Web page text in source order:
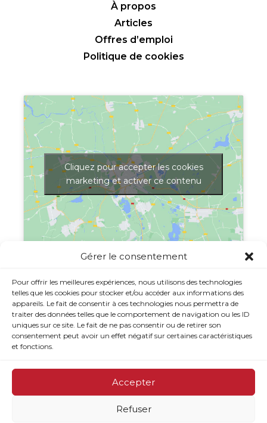
Gérer le consentement
Pour offrir les meilleures expériences, nous utilisons des technologies
telles que les cookies pour stocker et/ou accéder aux informations des
appareils. Le fait de consentir à ces technologies nous permettra de
traiter des données telles que le comportement de navigation ou les ID
uniques sur ce site. Le fait de ne pas consentir ou de retirer son
consentement peut avoir un effet négatif sur certaines caractéristiques
et fonctions.
Accepter
Refuser
À propos
Articles
Offres d’emploi
Politique de cookies
Cliquez pour accepter les cookies
marketing et activer ce contenu